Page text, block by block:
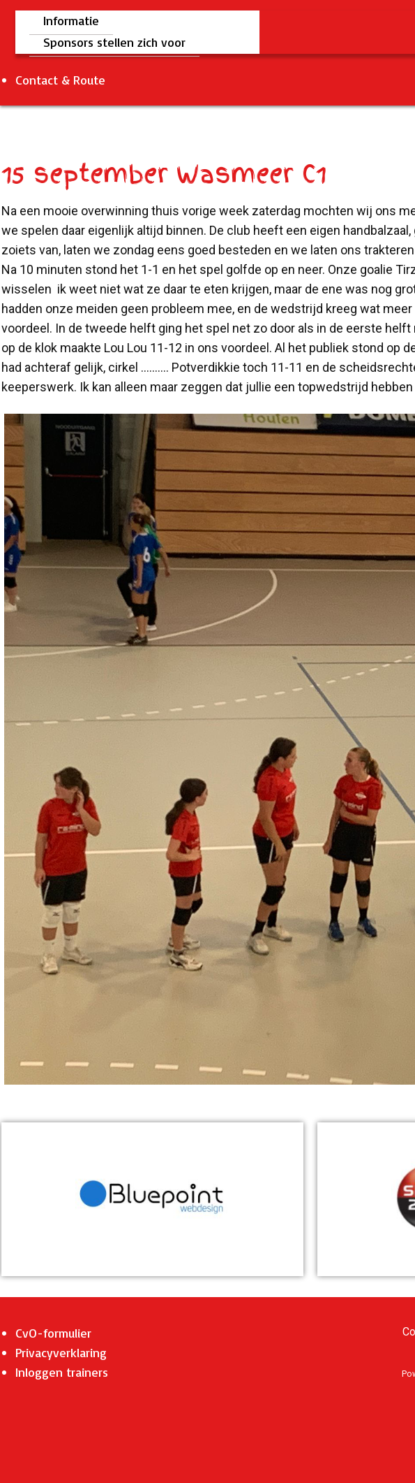
Informatie
Sponsors stellen zich voor
Contact & Route
15 september Wasmeer C1
Na een mooie overwinning thuis vorige week zaterdag mochten wij ons
we spelen daar eigenlijk altijd binnen. De club heeft een eigen
zoiets van, laten we zondag eens goed besteden en we laten ons
Na 10 minuten stond het 1-1 en het spel golfde op en neer. Onze goalie
wisselen ik weet niet wat ze daar te eten krijgen, maar de ene was nog
hadden onze meiden geen probleem mee, en de wedstrijd kreeg wat
voordeel. In de tweede helft ging het spel net zo door als in de eerste
op de klok maakte Lou Lou 11-12 in ons voordeel. Al het publiek stond
had achteraf gelijk, cirkel ………. Potverdikkie toch 11-11 en de
keeperswerk. Ik kan alleen maar zeggen dat jullie een topwedstrijd
CvO-formulier
Privacyverklaring
Inloggen trainers